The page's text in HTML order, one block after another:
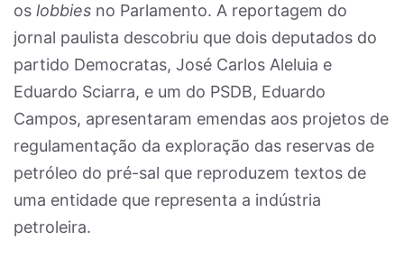
os lobbies no Parlamento. A reportagem do
jornal paulista descobriu que dois deputados do
partido Democratas, José Carlos Aleluia e
Eduardo Sciarra, e um do PSDB, Eduardo
Campos, apresentaram emendas aos projetos de
regulamentação da exploração das reservas de
petróleo do pré-sal que reproduzem textos de
uma entidade que representa a indústria
petroleira.